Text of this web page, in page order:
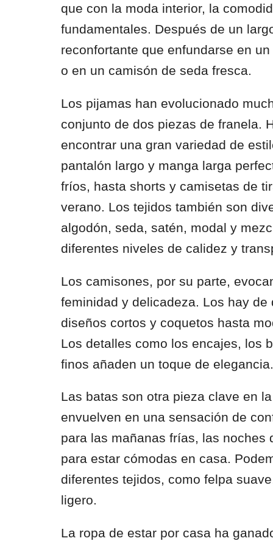
que con la moda interior, la
fundamentales. Después de un
reconfortante que enfundarse en
o en un camisón de seda fresca.
Los pijamas han evolucionado
conjunto de dos piezas de franela.
encontrar una gran variedad de
pantalón largo y manga larga
fríos, hasta shorts y camisetas de
verano. Los tejidos también son
algodón, seda, satén, modal y
diferentes niveles de calidez y
Los camisones, por su parte,
feminidad y delicadeza. Los hay
diseños cortos y coquetos hasta
Los detalles como los encajes, los
finos añaden un toque de elegancia.
Las batas son otra pieza clave en
envuelven en una sensación de
para las mañanas frías, las noches
para estar cómodas en casa.
diferentes tejidos, como felpa
ligero.
La ropa de estar por casa ha